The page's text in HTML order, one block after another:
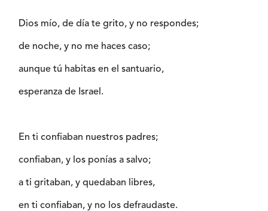
Dios mío, de día te grito, y no respondes;
de noche, y no me haces caso;
aunque tú habitas en el santuario,
esperanza de Israel.
En ti confiaban nuestros padres;
confiaban, y los ponías a salvo;
a ti gritaban, y quedaban libres,
en ti confiaban, y no los defraudaste.